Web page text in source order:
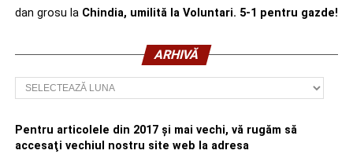
dan grosu la Chindia, umilită la Voluntari. 5-1 pentru gazde!
ARHIVĂ
Arhivă
Pentru articolele din 2017 şi mai vechi, vă rugăm să
accesaţi vechiul nostru site web la adresa